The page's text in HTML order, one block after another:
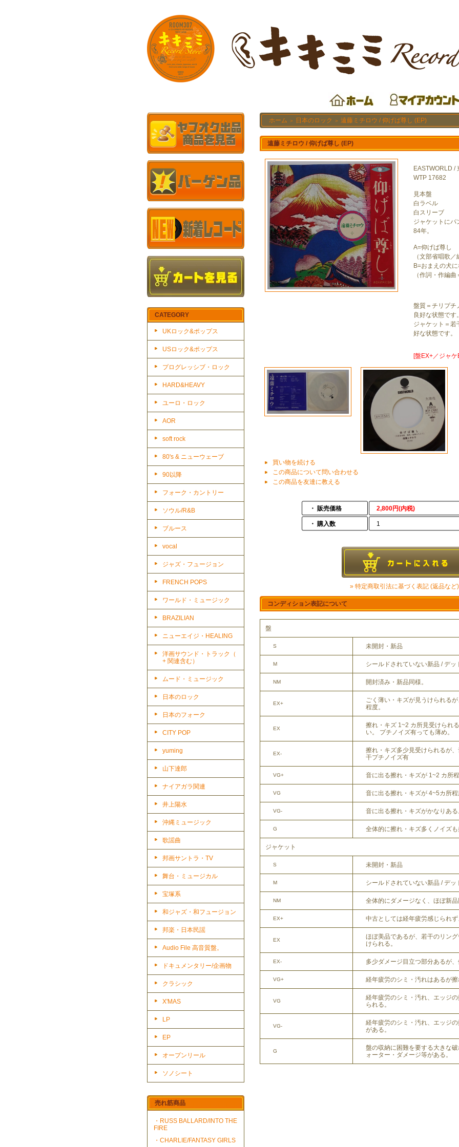
CATEGORY
UKロック&ポップス
USロック&ポップス
プログレッシブ・ロック
HARD&HEAVY
ユーロ・ロック
AOR
soft rock
80's & ニューウェーブ
90以降
フォーク・カントリー
ソウル/R&B
ブルース
vocal
ジャズ・フュージョン
FRENCH POPS
ワールド・ミュージック
BRAZILIAN
ニューエイジ・HEALING
洋画サウンド・トラック（
+ 関連含む）
ムード・ミュージック
日本のロック
日本のフォーク
CITY POP
yuming
山下達郎
ナイアガラ関連
井上陽水
沖縄ミュージック
歌謡曲
邦画サントラ・TV
舞台・ミュージカル
宝塚系
和ジャズ・和フュージョン
邦楽・日本民謡
Audio File 高音質盤。
ドキュメンタリー/企画物
クラシック
X'MAS
LP
EP
オープンリール
ソノシート
売れ筋商品
・RUSS BALLARD/INTO THE
FIRE
・CHARLIE/FANTASY GIRLS
ホーム ＞ 日本のロック ＞ 遠藤ミチロウ / 仰げば尊し (EP)
遠藤ミチロウ / 仰げば尊し (EP)
EASTWORLD /
WTP 17682
見本盤
白ラベル
白スリーブ
ジャケットにパ
84年。
A=仰げば尊し
（文部省唱歌／
B=おまえの犬
（作詞・作編曲
盤質＝チリプチ
良好な状態です。
ジャケット＝若
好な状態です。
[盤EX+／ジャケ
買い物を続ける
この商品について問い合わせる
この商品を友達に教える
・ 販売価格 2,800円(内税)
・ 購入数 1
» 特定商取引法に基づく表記 (返品など)
コンディション表記について
盤
S 未開封・新品
M シールドされていない新品 / デッ
NM 開封済み・新品同様。
EX+
ごく薄い・キズが見うけられる
程度。
EX
擦れ・キズ 1~2 カ所見受けられ
い。 プチノイズ有っても薄め。
EX-
擦れ・キズ多少見受けられるが
干プチノイズ有
VG+ 音に出る擦れ・キズが 1~2 カ所程
VG 音に出る擦れ・キズが 4~5カ所程
VG- 音に出る擦れ・キズがかなりある
G 全体的に擦れ・キズ多くノイズも
ジャケット
S 未開封・新品
M シールドされていない新品 / デッ
NM 全体的にダメージなく、ほぼ新品
EX+ 中古としては経年疲労感じられず
EX
ほぼ美品であるが、若干のリン
けられる。
EX- 多少ダメージ目立つ部分あるが、
VG+ 経年疲労のシミ・汚れはあるが擦
VG
経年疲労のシミ・汚れ、エッジ
られる。
VG-
経年疲労のシミ・汚れ、エッジ
がある。
G
盤の収納に困難を要する大きな
ォーター・ダメージ等がある。